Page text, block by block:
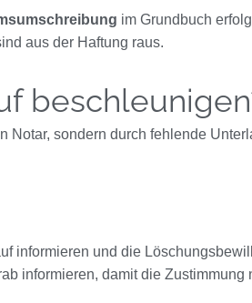
im Grundbuch
aus der Haftung raus.
Notar, sondern durch fehlende
informieren und die
informieren, damit die